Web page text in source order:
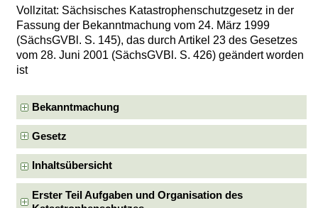
Vollzitat: Sächsisches Katastrophenschutzgesetz in der
Fassung der Bekanntmachung vom 24. März 1999
(SächsGVBl. S. 145), das durch Artikel 23 des Gesetzes
vom 28. Juni 2001 (SächsGVBl. S. 426) geändert worden
ist
Bekanntmachung
Gesetz
Inhaltsübersicht
Erster Teil Aufgaben und Organisation des